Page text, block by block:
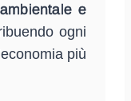
e
ogni
più